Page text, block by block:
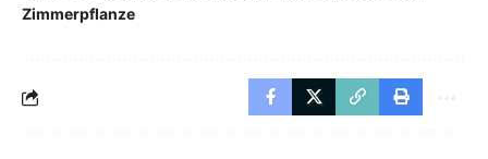
Zimmerpflanze